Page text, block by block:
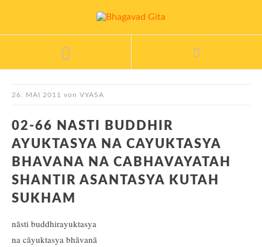
26. MAI 2011 von VYASA
02-66 NASTI BUDDHIR
AYUKTASYA NA CAYUKTASYA
BHAVANA NA CABHAVAYATAH
SHANTIR ASANTASYA KUTAH
SUKHAM
nāsti buddhirayuktasya
na cāyuktasya bhāvanā